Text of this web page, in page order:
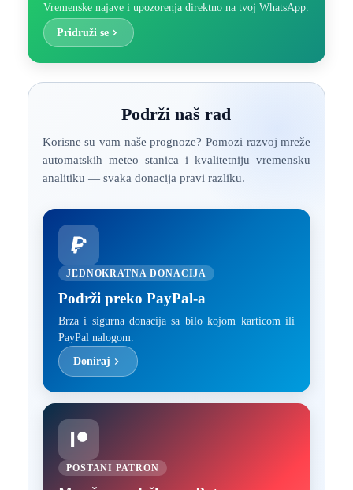
Vremenske najave i upozorenja direktno na tvoj WhatsApp.
Pridruži se
Podrži naš rad
Korisne su vam naše prognoze? Pomozi razvoj mreže
automatskih meteo stanica i kvalitetniju vremensku
analitiku — svaka donacija pravi razliku.
JEDNOKRATNA DONACIJA
Podrži preko PayPal-a
Brza i sigurna donacija sa bilo kojom karticom ili
PayPal nalogom.
Doniraj
POSTANI PATRON